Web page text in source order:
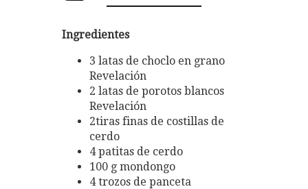
Ingredientes
3 latas de choclo en grano
Revelación
2 latas de porotos blancos
Revelación
2tiras finas de costillas de
cerdo
4 patitas de cerdo
100 g mondongo
4 trozos de panceta